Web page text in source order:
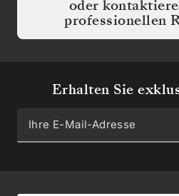
oder
professionellen
Erhalten Sie